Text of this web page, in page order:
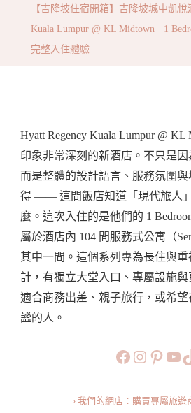
城
中
凱
悅
酒
店
·
【吉隆坡住宿開箱】吉隆坡城中凱悅
Kuala Lumpur @ KL Midtown · 1
完整入住體驗
Hyatt Regency Kuala Lumpur @
印象非常深刻的新酒店。不只是因
而是整體的設計語言、服務氛圍
得 —— 這間飯店知道「現代旅人
麼。這次入住的是他們的 1
屬於酒店內 104 間服務式公寓（
其中一間。這個系列專為長住與
計，有獨立大堂入口、專屬設施
適合商務出差、親子旅行，或希
謐的人。
https://
https://
旅行美食小短片
› 我們的網店：購買專屬旅遊